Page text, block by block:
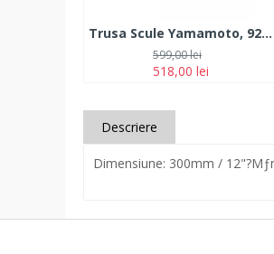
Trusa Scule Yamamoto, 92 Piese
518,00 lei
599,00 lei
Descriere
Dimensiune: 300mm /